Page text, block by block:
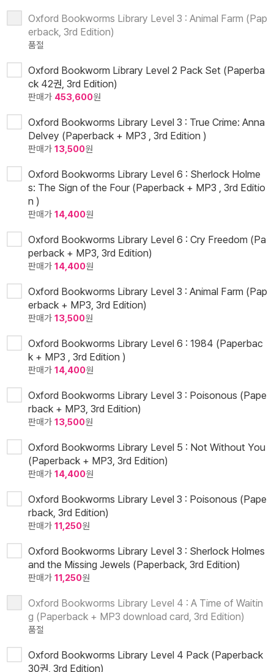
Oxford Bookworms Library Level 3 : Animal Farm (Pap
erback, 3rd Edition)
품절
Oxford Bookworm Library Level 2 Pack Set (Paperba
ck 42권, 3rd Edition)
판매가 453,600원
Oxford Bookworms Library Level 3 : True Crime: Anna
Delvey (Paperback + MP3 , 3rd Edition )
판매가 13,500원
Oxford Bookworms Library Level 6 : Sherlock Holme
s: The Sign of the Four (Paperback + MP3 , 3rd Editio
n )
판매가 14,400원
Oxford Bookworms Library Level 6 : Cry Freedom (Pa
perback + MP3, 3rd Edition)
판매가 14,400원
Oxford Bookworms Library Level 3 : Animal Farm (Pap
erback + MP3, 3rd Edition)
판매가 13,500원
Oxford Bookworms Library Level 6 : 1984 (Paperbac
k + MP3 , 3rd Edition )
판매가 14,400원
Oxford Bookworms Library Level 3 : Poisonous (Pape
rback + MP3, 3rd Edition)
판매가 13,500원
Oxford Bookworms Library Level 5 : Not Without You
(Paperback + MP3, 3rd Edition)
판매가 14,400원
Oxford Bookworms Library Level 3 : Poisonous (Pape
rback, 3rd Edition)
판매가 11,250원
Oxford Bookworms Library Level 3 : Sherlock Holmes
and the Missing Jewels (Paperback, 3rd Edition)
판매가 11,250원
Oxford Bookworms Library Level 4 : A Time of Waitin
g (Paperback + MP3 download card, 3rd Edition)
품절
Oxford Bookworms Library Level 4 Pack (Paperback
30권, 3rd Edition)